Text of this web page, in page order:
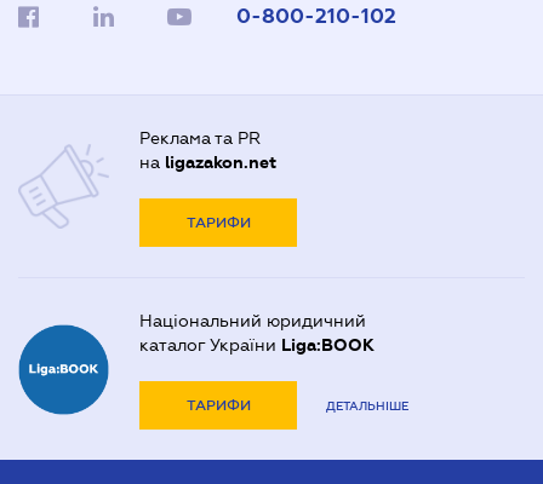
0-800-210-102
Реклама та PR
на ligazakon.net
ТАРИФИ
Національний юридичний
каталог України Liga:BOOK
ТАРИФИ ДЕТАЛЬНІШЕ